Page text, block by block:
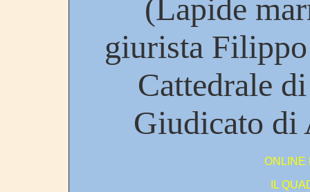
ONLINE
IL